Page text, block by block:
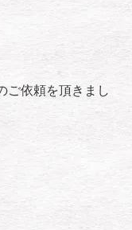
ご依頼を頂きまし